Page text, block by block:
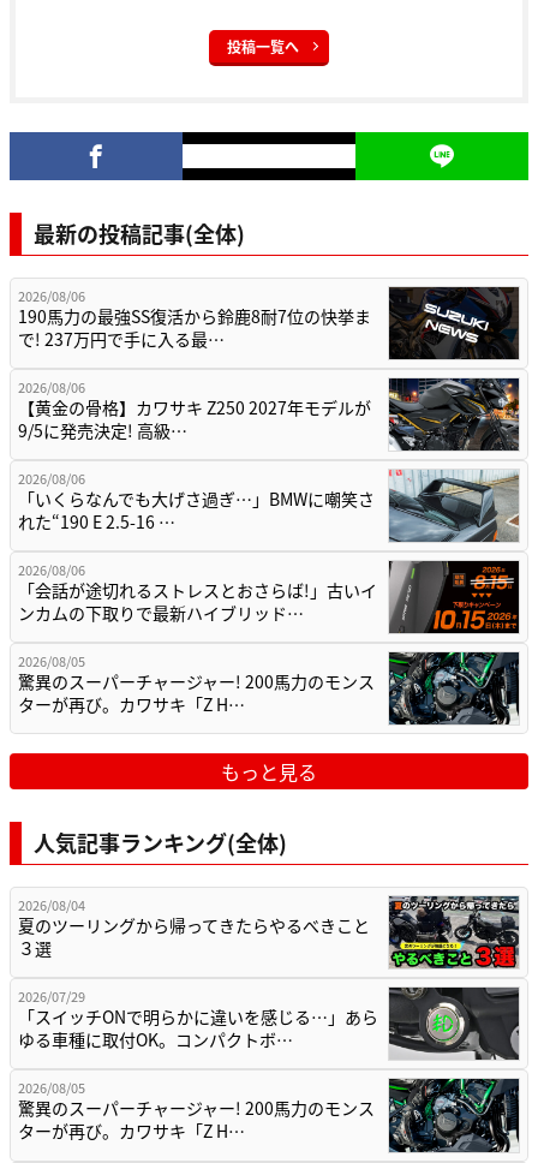
投稿一覧へ
最新の投稿記事(全体)
2026/08/06
190馬力の最強SS復活から鈴鹿8耐7位の快挙ま
で! 237万円で手に入る最…
2026/08/06
【黄金の骨格】カワサキ Z250 2027年モデルが
9/5に発売決定! 高級…
2026/08/06
「いくらなんでも大げさ過ぎ…」BMWに嘲笑さ
れた“190 E 2.5-16 …
2026/08/06
「会話が途切れるストレスとおさらば!」古いイ
ンカムの下取りで最新ハイブリッド…
2026/08/05
驚異のスーパーチャージャー! 200馬力のモンス
ターが再び。カワサキ「Z H…
もっと見る
人気記事ランキング(全体)
2026/08/04
夏のツーリングから帰ってきたらやるべきこと
３選
2026/07/29
「スイッチONで明らかに違いを感じる…」あら
ゆる車種に取付OK。コンパクトボ…
2026/08/05
驚異のスーパーチャージャー! 200馬力のモンス
ターが再び。カワサキ「Z H…